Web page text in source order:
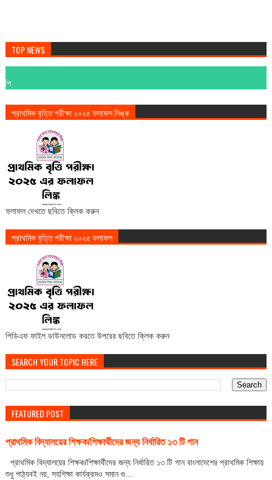
TOP NEWS
প্রাথমিক বৃত্তি পরীক্ষা ২০২৫ ফলাফল লিঙ্ক
ফলাফল দেখতে ছবিতে ক্লিক করুন
প্রাথমিক বৃত্তি পরীক্ষা ২০২৫ ফলাফল
পিডিএফ ফাইল ডাউনলোড করতে উপরের ছবিতে ক্লিক করুন
SEARCH YOUR TOPIC HERE
FEATURED POST
প্রাথমিক বিদ্যালয়ের শিক্ষক/শিক্ষার্থীদের জন্য নির্ধারিত ১৩ টি গান
প্রাথমিক বিদ্যালয়ের শিক্ষক/শিক্ষার্থীদের জন্য নির্ধারিত ১৩ টি গান বাংলাদেশের প্রাথমিক শিক্ষায়
শুধু পাঠ্যবই নয়, সহশিক্ষা কার্যক্রমও সমান গু...